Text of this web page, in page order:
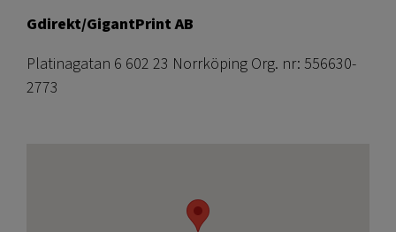
Gdirekt/GigantPrint AB
Platinagatan 6 602 23 Norrköping Org. nr: 556630-
2773